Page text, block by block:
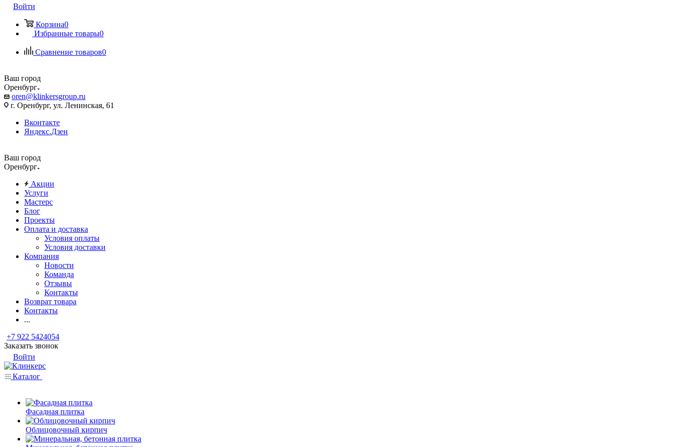
Войти
Корзина0
Избранные товары0
Сравнение товаров0
Ваш город
Оренбург
oren@klinkersgroup.ru
г. Оренбург, ул. Ленинская, 61
Вконтакте
Яндекс.Дзен
Ваш город
Оренбург
Акции
Услуги
Мастерс
Блог
Проекты
Оплата и доставка
Условия оплаты
Условия доставки
Компания
Новости
Команда
Отзывы
Контакты
Возврат товара
Контакты
...
+7 922 5424054
Заказать звонок
Войти
Каталог
Фасадная плитка
Облицовочный кирпич